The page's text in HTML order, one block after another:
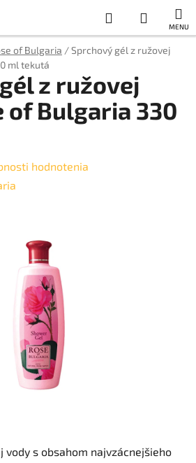
Hľadať
KOŠÍK
of Bulgaria /Sprchový gél z ružovej
ml tekutá
vody s obsahom najvzácnejšieho
z ružovej
of Bulgaria 330
hodnotenia